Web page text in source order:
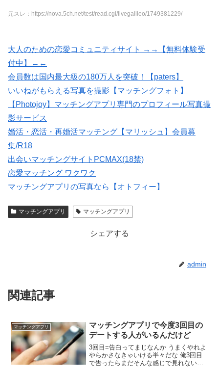
元スレ：https://nova.5ch.net/test/read.cgi/livegalileo/1749381229/
大人のための恋愛コミュニティサイト →→【無料体験受
付中】←←
会員数は国内最大級の180万人を突破！【paters】
いいねがもらえる写真を撮影【マッチングフォト】
【Photojoy】マッチングアプリ専門のプロフィール写真撮
影サービス
婚活・恋活・再婚活マッチング【マリッシュ】会員募
集/R18
出会いマッチングサイトPCMAX(18禁)
恋愛マッチング ワクワク
マッチングアプリの写真なら【オトフィー】
★イククル無料登録（18禁）
マッチングアプリ マッチングアプリ
シェアする
admin
関連記事
マッチングアプリ
マッチングアプリで今度3回目の
デートする人がいるんだけど
3回目=告白ってまじなんか うまくやれよ
やらかさなきゃいける半々だな 俺3回目
で告ったらまだそんな感じで見れないっ